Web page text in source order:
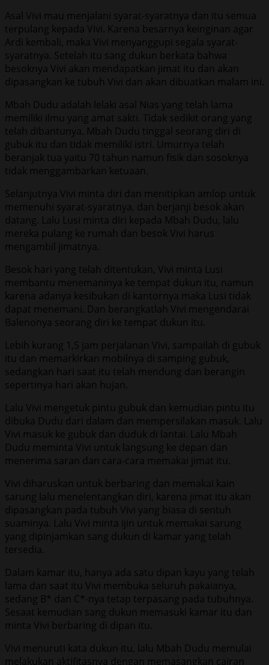
Asal Vivi mau menjalani syarat-syaratnya dan itu semua
terpulang kepada Vivi. Karena besarnya keinginan agar
Ardi kembali, maka Vivi menyanggupi segala syarat-
syaratnya. Setelah itu sang dukun berkata bahwa
besoknya Vivi akan mendapatkan jimat itu dan akan
dipasangkan ke tubuh Vivi dan akan dibuatkan malam ini.
Mbah Dudu adalah lelaki asal Nias yang telah lama
memiliki ilmu yang amat sakti. Tidak sedikit orang yang
telah dibantunya. Mbah Dudu tinggal seorang diri di
gubuk itu dan tidak memiliki istri. Umurnya telah
beranjak tua yaitu 70 tahun namun fisik dan sosoknya
tidak menggambarkan ketuaan.
Selanjutnya Vivi minta diri dan menitipkan amlop untuk
memenuhi syarat-syaratnya, dan berjanji besok akan
datang. Lalu Lusi minta diri kepada Mbah Dudu, lalu
mereka pulang ke rumah dan besok Vivi harus
mengambil jimatnya.
Besok hari yang telah ditentukan, Vivi minta Lusi
membantu menemaninya ke tempat dukun itu, namun
karena adanya kesibukan di kantornya maka Lusi tidak
dapat menemani. Dan berangkatlah Vivi mengendarai
Balenonya seorang diri ke tempat dukun itu.
Lebih kurang 1,5 jam perjalanan Vivi, sampailah di gubuk
itu dan memarkirkan mobilnya di samping gubuk,
sedangkan hari saat itu telah mendung dan berangin
sepertinya hari akan hujan.
Lalu Vivi mengetuk pintu gubuk dan kemudian pintu itu
dibuka Dudu dari dalam dan mempersilakan masuk. Lalu
Vivi masuk ke gubuk dan duduk di lantai. Lalu Mbah
Dudu meminta Vivi untuk langsung ke depan dan
menerima saran dan cara-cara memakai jimat itu.
Vivi diharuskan untuk berbaring dan memakai kain
sarung lalu menelentangkan diri, karena jimat itu akan
dipasangkan pada tubuh Vivi yang biasa di sentuh
suaminya. Lalu Vivi minta ijin untuk memakai sarung
yang dipinjamkan sang dukun di kamar yang telah
tersedia.
Dalam kamar itu, hanya ada satu dipan kayu yang telah
lama dan saat itu Vivi membuka seluruh pakaianya,
sedang B* dan C*-nya tetap terpasang pada tubuhnya.
Sesaat kemudian sang dukun memasuki kamar itu dan
minta Vivi berbaring di dipan itu.
Vivi menuruti kata dukun itu, lalu Mbah Dudu memulai
melakukan aktifitasnya dengan memasangkan cairan